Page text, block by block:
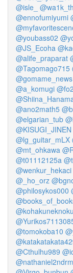
@isle_
@ennofumiyumi
@youbass02
@JS_Ecoha
@alife_praparat
@Tagomago715
@gomame_news
@a_komugi
@ano2math5
@elgarian_tub
@KISUGI_JINEN
@lg_guitar_mLX
@mt_ohkawa
@t01112125a
@wenkur_hekaci
@_ho_orz
@philosykos000
@tomokoba10
@Cthulhu989